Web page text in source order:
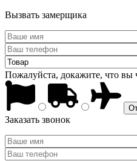
Вызвать замерщика
Пожалуйста, докажите, что вы
Заказать звонок